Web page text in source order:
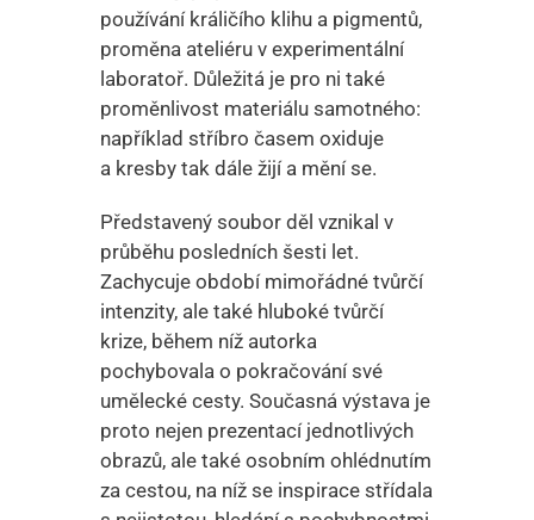
používání králičího klihu a pigmentů,
proměna ateliéru v experimentální
laboratoř. Důležitá je pro ni také
proměnlivost materiálu samotného:
například stříbro časem oxiduje
a kresby tak dále žijí a mění se.
Představený soubor děl vznikal v
průběhu posledních šesti let.
Zachycuje období mimořádné tvůrčí
intenzity, ale také hluboké tvůrčí
krize, během níž autorka
pochybovala o pokračování své
umělecké cesty. Současná výstava je
proto nejen prezentací jednotlivých
obrazů, ale také osobním ohlédnutím
za cestou, na níž se inspirace střídala